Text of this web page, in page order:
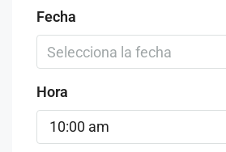
Fecha
Hora
10:00 am